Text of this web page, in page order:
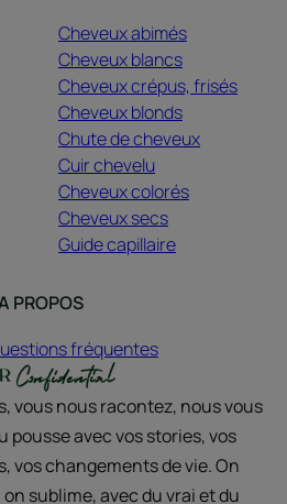
Cheveux abimés
Cheveux blancs
Cheveux crépus, frisés
Cheveux blonds
Chute de cheveux
Cuir chevelu
Cheveux colorés
Cheveux secs
Guide capillaire
PROPOS
fréquentes
vous nous racontez, nous vous
pousse avec vos stories, vos
vos changements de vie. On
sublime, avec du vrai et du